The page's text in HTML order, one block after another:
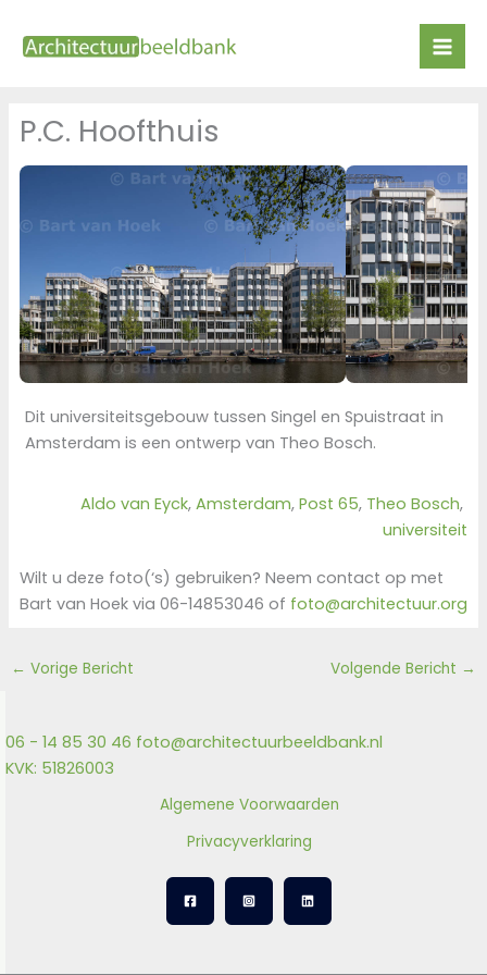
naar
P.C. Hoofthuis
Dit universiteitsgebouw tussen Singel en Spuistraat in
Amsterdam is een ontwerp van Theo Bosch.
Aldo van Eyck, Amsterdam, Post 65, Theo Bosch
universiteit
Wilt u deze foto(‘s) gebruiken? Neem contact op met
Bart van Hoek via 06-14853046 of foto@architectuur.org
← Vorige Bericht Volgende Bericht →
06 - 14 85 30 46 foto@architectuurbeeldbank.nl
KVK: 51826003
Algemene Voorwaarden
Privacyverklaring